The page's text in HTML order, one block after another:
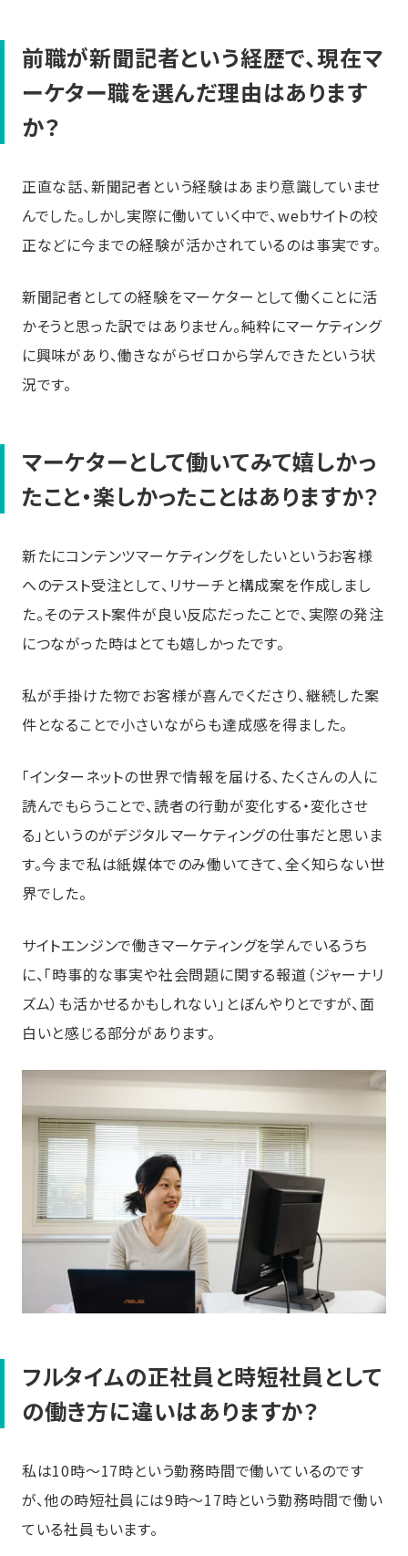
前職が新聞記者という経歴で、現在マ
ーケター職を選んだ理由はあります
か？
正直な話、新聞記者という経験はあまり意識していませ
んでした。しかし実際に働いていく中で、webサイトの校
正などに今までの経験が活かされているのは事実です。
新聞記者としての経験をマーケターとして働くことに活
かそうと思った訳ではありません。純粋にマーケティング
に興味があり、働きながらゼロから学んできたという状
況です。
マーケターとして働いてみて嬉しかっ
たこと・楽しかったことはありますか？
新たにコンテンツマーケティングをしたいというお客様
へのテスト受注として、リサーチと構成案を作成しまし
た。そのテスト案件が良い反応だったことで、実際の発注
につながった時はとても嬉しかったです。
私が手掛けた物でお客様が喜んでくださり、継続した案
件となることで小さいながらも達成感を得ました。
「インターネットの世界で情報を届ける、たくさんの人に
読んでもらうことで、読者の行動が変化する・変化させ
る」というのがデジタルマーケティングの仕事だと思いま
す。今まで私は紙媒体でのみ働いてきて、全く知らない世
界でした。
サイトエンジンで働きマーケティングを学んでいるうち
に、「時事的な事実や社会問題に関する報道（ジャーナリ
ズム）も活かせるかもしれない」とぼんやりとですが、面
白いと感じる部分があります。
フルタイムの正社員と時短社員として
の働き方に違いはありますか？
私は10時～17時という勤務時間で働いているのです
が、他の時短社員には9時～17時という勤務時間で働い
ている社員もいます。